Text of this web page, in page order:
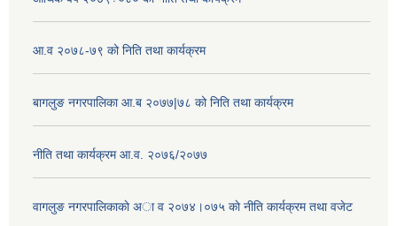
आ.व २०७८-७९ को निति तथा कार्यक्रम
बागलुङ नगरपालिका आ.ब २०७७|७८ को निति तथा कार्यक्रम
नीति तथा कार्यक्रम आ.व. २०७६/२०७७
वागलुङ नगरपालिकाकाे अा‍ व २०७४।०७५ काे नीति कार्यक्रम तथा वजेट